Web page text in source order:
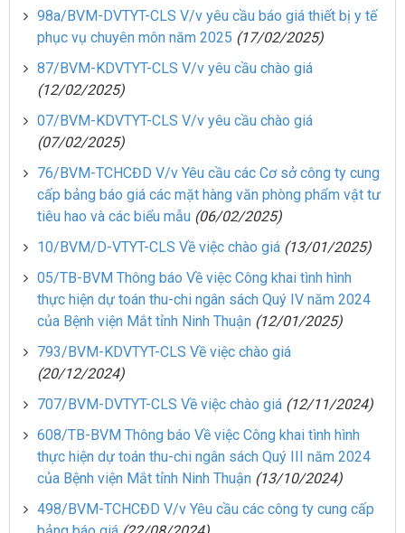
98a/BVM-DVTYT-CLS V/v yêu cầu báo giá thiết bị y tế
phục vụ chuyên môn năm 2025 (17/02/2025)
87/BVM-KDVTYT-CLS V/v yêu cầu chào giá
(12/02/2025)
07/BVM-KDVTYT-CLS V/v yêu cầu chào giá
(07/02/2025)
76/BVM-TCHCĐD V/v Yêu cầu các Cơ sở công ty cung
cấp bảng báo giá các mặt hàng văn phòng phẩm vật tư
tiêu hao và các biểu mẫu (06/02/2025)
10/BVM/D-VTYT-CLS Về việc chào giá (13/01/2025)
05/TB-BVM Thông báo Về việc Công khai tình hình
thực hiện dự toán thu-chi ngân sách Quý IV năm 2024
của Bệnh viện Mắt tỉnh Ninh Thuận (12/01/2025)
793/BVM-KDVTYT-CLS Về việc chào giá
(20/12/2024)
707/BVM-DVTYT-CLS Về việc chào giá (12/11/2024)
608/TB-BVM Thông báo Về việc Công khai tình hình
thực hiện dự toán thu-chi ngân sách Quý III năm 2024
của Bệnh viện Mắt tỉnh Ninh Thuận (13/10/2024)
498/BVM-TCHCĐD V/v Yêu cầu các công ty cung cấp